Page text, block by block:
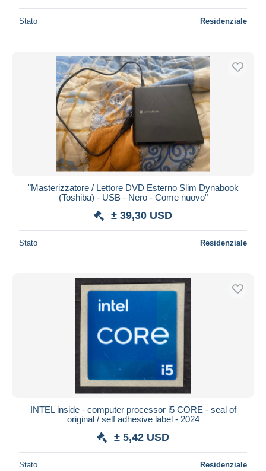
Stato Residenziale
"Masterizzatore / Lettore DVD Esterno Slim Dynabook
(Toshiba) - USB - Nero - Come nuovo"
± 39,30 USD
Stato Residenziale
INTEL inside - computer processor i5 CORE - seal of
original / self adhesive label - 2024
± 5,42 USD
Stato Residenziale